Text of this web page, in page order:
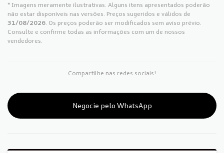
* Imagens meramente ilustrativas. Alguns itens apresentados poderão
não estar disponíveis nas versões. Preços sugeridos e válidos de
31/08/2026 . Os preços poderão ser modificados sem aviso prévio.
Consulte e confirme todas as informações com um de nossos
vendedores.
Compartilhe nas redes sociais!
Negocie pelo WhatsApp